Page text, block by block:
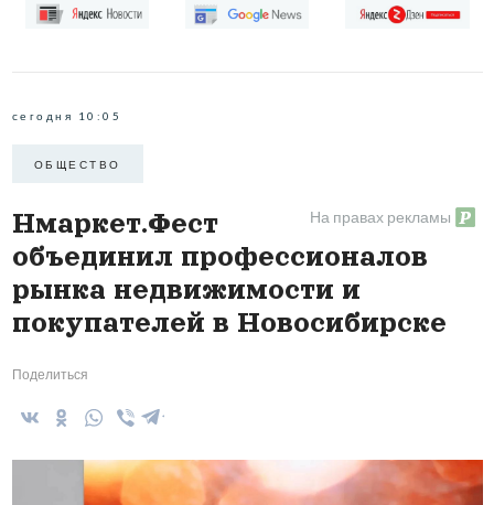
сегодня 10:05
ОБЩЕСТВО
На правах рекламы
Нмаркет.Фест
объединил профессионалов
рынка недвижимости и
покупателей в Новосибирске
Поделиться